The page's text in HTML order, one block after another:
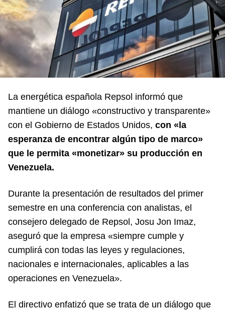
La energética española Repsol informó que
mantiene un diálogo «constructivo y transparente»
con el Gobierno de Estados Unidos, con «la
esperanza de encontrar algún tipo de marco»
que le permita «monetizar» su producción en
Venezuela.
Durante la presentación de resultados del primer
semestre en una conferencia con analistas, el
consejero delegado de Repsol, Josu Jon Imaz,
aseguró que la empresa «siempre cumple y
cumplirá con todas las leyes y regulaciones,
nacionales e internacionales, aplicables a las
operaciones en Venezuela».
El directivo enfatizó que se trata de un diálogo que